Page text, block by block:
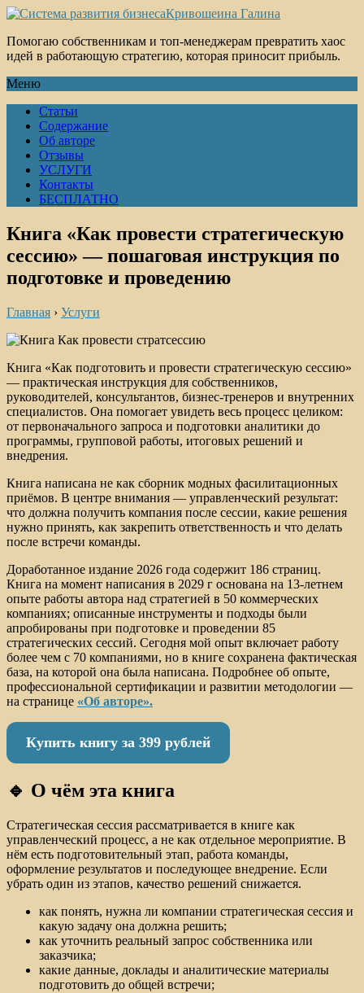
Кривошеина Галина
Помогаю собственникам и топ-менеджерам превратить хаос
идей в работающую стратегию, которая приносит прибыль.
Меню
Статьи
Содержание
Об авторе
Отзывы
УСЛУГИ
Контакты
БЕСПЛАТНО
Книга «Как провести стратегическую
сессию» — пошаговая инструкция по
подготовке и проведению
Главная › Услуги
Книга «Как подготовить и провести стратегическую сессию»
— практическая инструкция для собственников,
руководителей, консультантов, бизнес-тренеров и внутренних
специалистов. Она помогает увидеть весь процесс целиком:
от первоначального запроса и подготовки аналитики до
программы, групповой работы, итоговых решений и
внедрения.
Книга написана не как сборник модных фасилитационных
приёмов. В центре внимания — управленческий результат:
что должна получить компания после сессии, какие решения
нужно принять, как закрепить ответственность и что делать
после встречи команды.
Доработанное издание 2026 года содержит 186 страниц.
Книга на момент написания в 2029 г основана на 13-летнем
опыте работы автора над стратегией в 50 коммерческих
компаниях; описанные инструменты и подходы были
апробированы при подготовке и проведении 85
стратегических сессий. Сегодня мой опыт включает работу
более чем с 70 компаниями, но в книге сохранена фактическая
база, на которой она была написана. Подробнее об опыте,
профессиональной сертификации и развитии методологии —
на странице «Об авторе».
Купить книгу за 399 рублей
🔹 О чём эта книга
Стратегическая сессия рассматривается в книге как
управленческий процесс, а не как отдельное мероприятие. В
нём есть подготовительный этап, работа команды,
оформление результатов и последующее внедрение. Если
убрать один из этапов, качество решений снижается.
как понять, нужна ли компании стратегическая сессия и
какую задачу она должна решить;
как уточнить реальный запрос собственника или
заказчика;
какие данные, доклады и аналитические материалы
подготовить до общей встречи;